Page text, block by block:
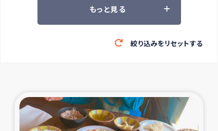
緊急救援の時代
東ティモール豪雨緊急支援
大雨による洪水被災者支援
もっと見る
絞り込みをリセットする